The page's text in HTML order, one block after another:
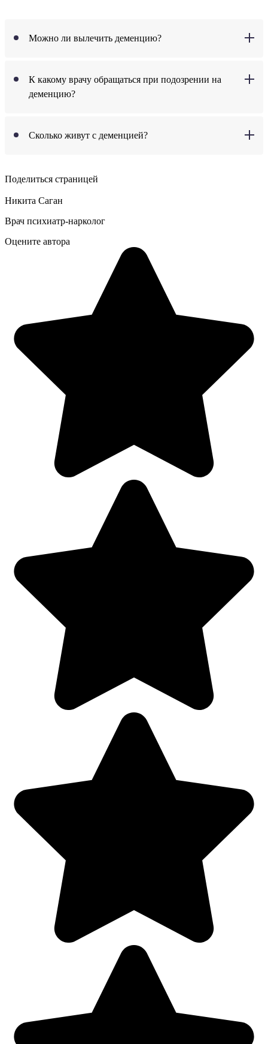
Можно ли вылечить деменцию?
К какому врачу обращаться при подозрении на
деменцию?
Сколько живут с деменцией?
Поделиться страницей
Никита Саган
Врач психиатр-нарколог
Оцените автора